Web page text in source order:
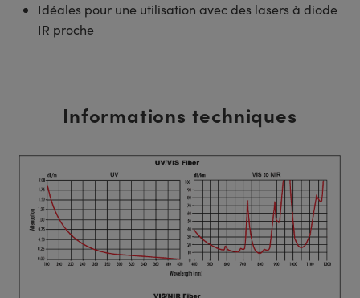
Idéales pour une utilisation avec des lasers à diode
IR proche
Informations techniques